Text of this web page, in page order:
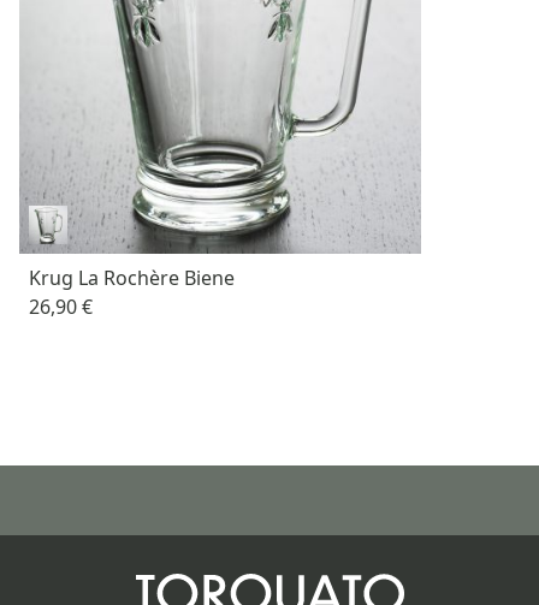
Krug La Rochère Biene
26,90 €